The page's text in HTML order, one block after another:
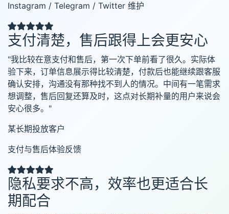
Instagram / Telegram / Twitter 维护
支付清楚，售后跟得上会更安心
"我比较在意支付和售后，第一次下单前看了很久。实际体
验下来，订单信息展示得比较清楚，付款后也能继续跟客服
确认安排，沟通没有那种找不到人的情况。中间有一笔需求
想调整，售后回复还算及时，这点对长期补量的用户来说会
安心很多。"
某长期投放客户
支付与售后体验反馈
隐私要求不高，效率也更适合长
期配合